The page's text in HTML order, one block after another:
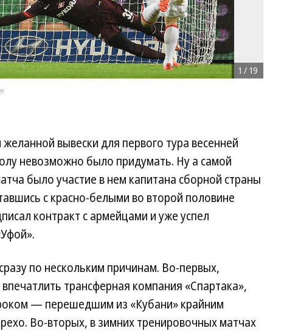
1 / 19
вывески для первого тура весенней
невозможно было придумать. Ну а самой
было участие в нем капитана сборной страны
с красно-белыми во второй половине
контракт с армейцами и уже успел
по нескольким причинам. Во-первых,
трансферная компания «Спартака»,
— перешедшим из «Кубани» крайним
Во-вторых, в зимних тренировочных матчах